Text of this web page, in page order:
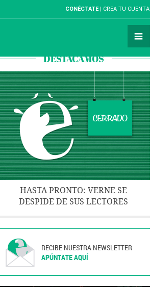
CONÉCTATE CREA TU CUENTA
DESTACAMOS
HASTA PRONTO: VERNE SE
DESPIDE DE SUS LECTORES
RECIBE NUESTRA NEWSLETTER
APÚNTATE AQUÍ